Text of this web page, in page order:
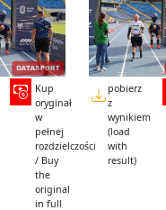
Kup
oryginał
w
pełnej
rozdzielczości
/ Buy
the
original
in full
pobierz
z
wynikiem
(load
with
result)